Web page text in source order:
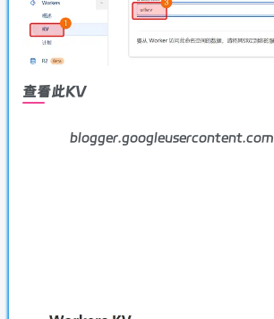
查看此KV
blogger.googleusercontent.com